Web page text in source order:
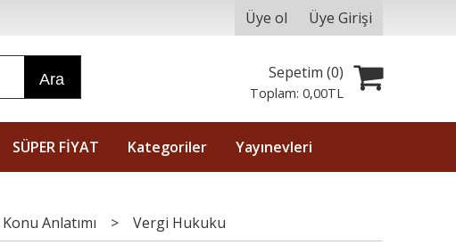
Üye ol Üye Girişi
Ara Sepetim (0)
Toplam:0,00TL
SÜPER FİYAT Kategoriler Yayınevleri
Anlatımı > Vergi Hukuku